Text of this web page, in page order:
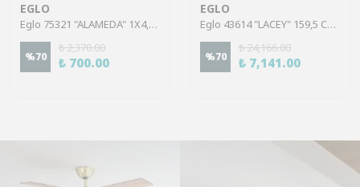
EGLO
Eglo 75321 "ALAMEDA" 1X4,5W Çelik Nikel Mat Sıva Üstü Spot
%70
₺ 2,370.00
₺ 700.00
EGLO
Eglo 43614 "LACEY" 159,5 Cm Yüksekliğinde Çelik, Ahşap Köşe Lambası Lambader
%70
₺ 24,166.00
₺ 7,141.00